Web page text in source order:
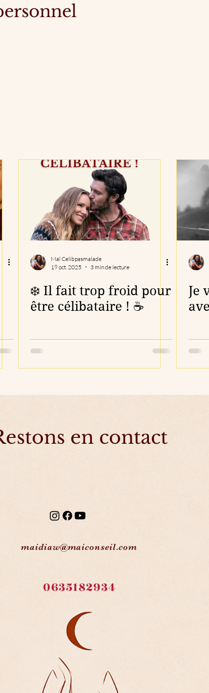
Maï Celibpasmalade
19 oct. 2025
3 min de lecture
❄️ Il fait trop froid pour
être célibataire ! ☕
Je
en contact
maidiaw@maiconseil.com
0635182934